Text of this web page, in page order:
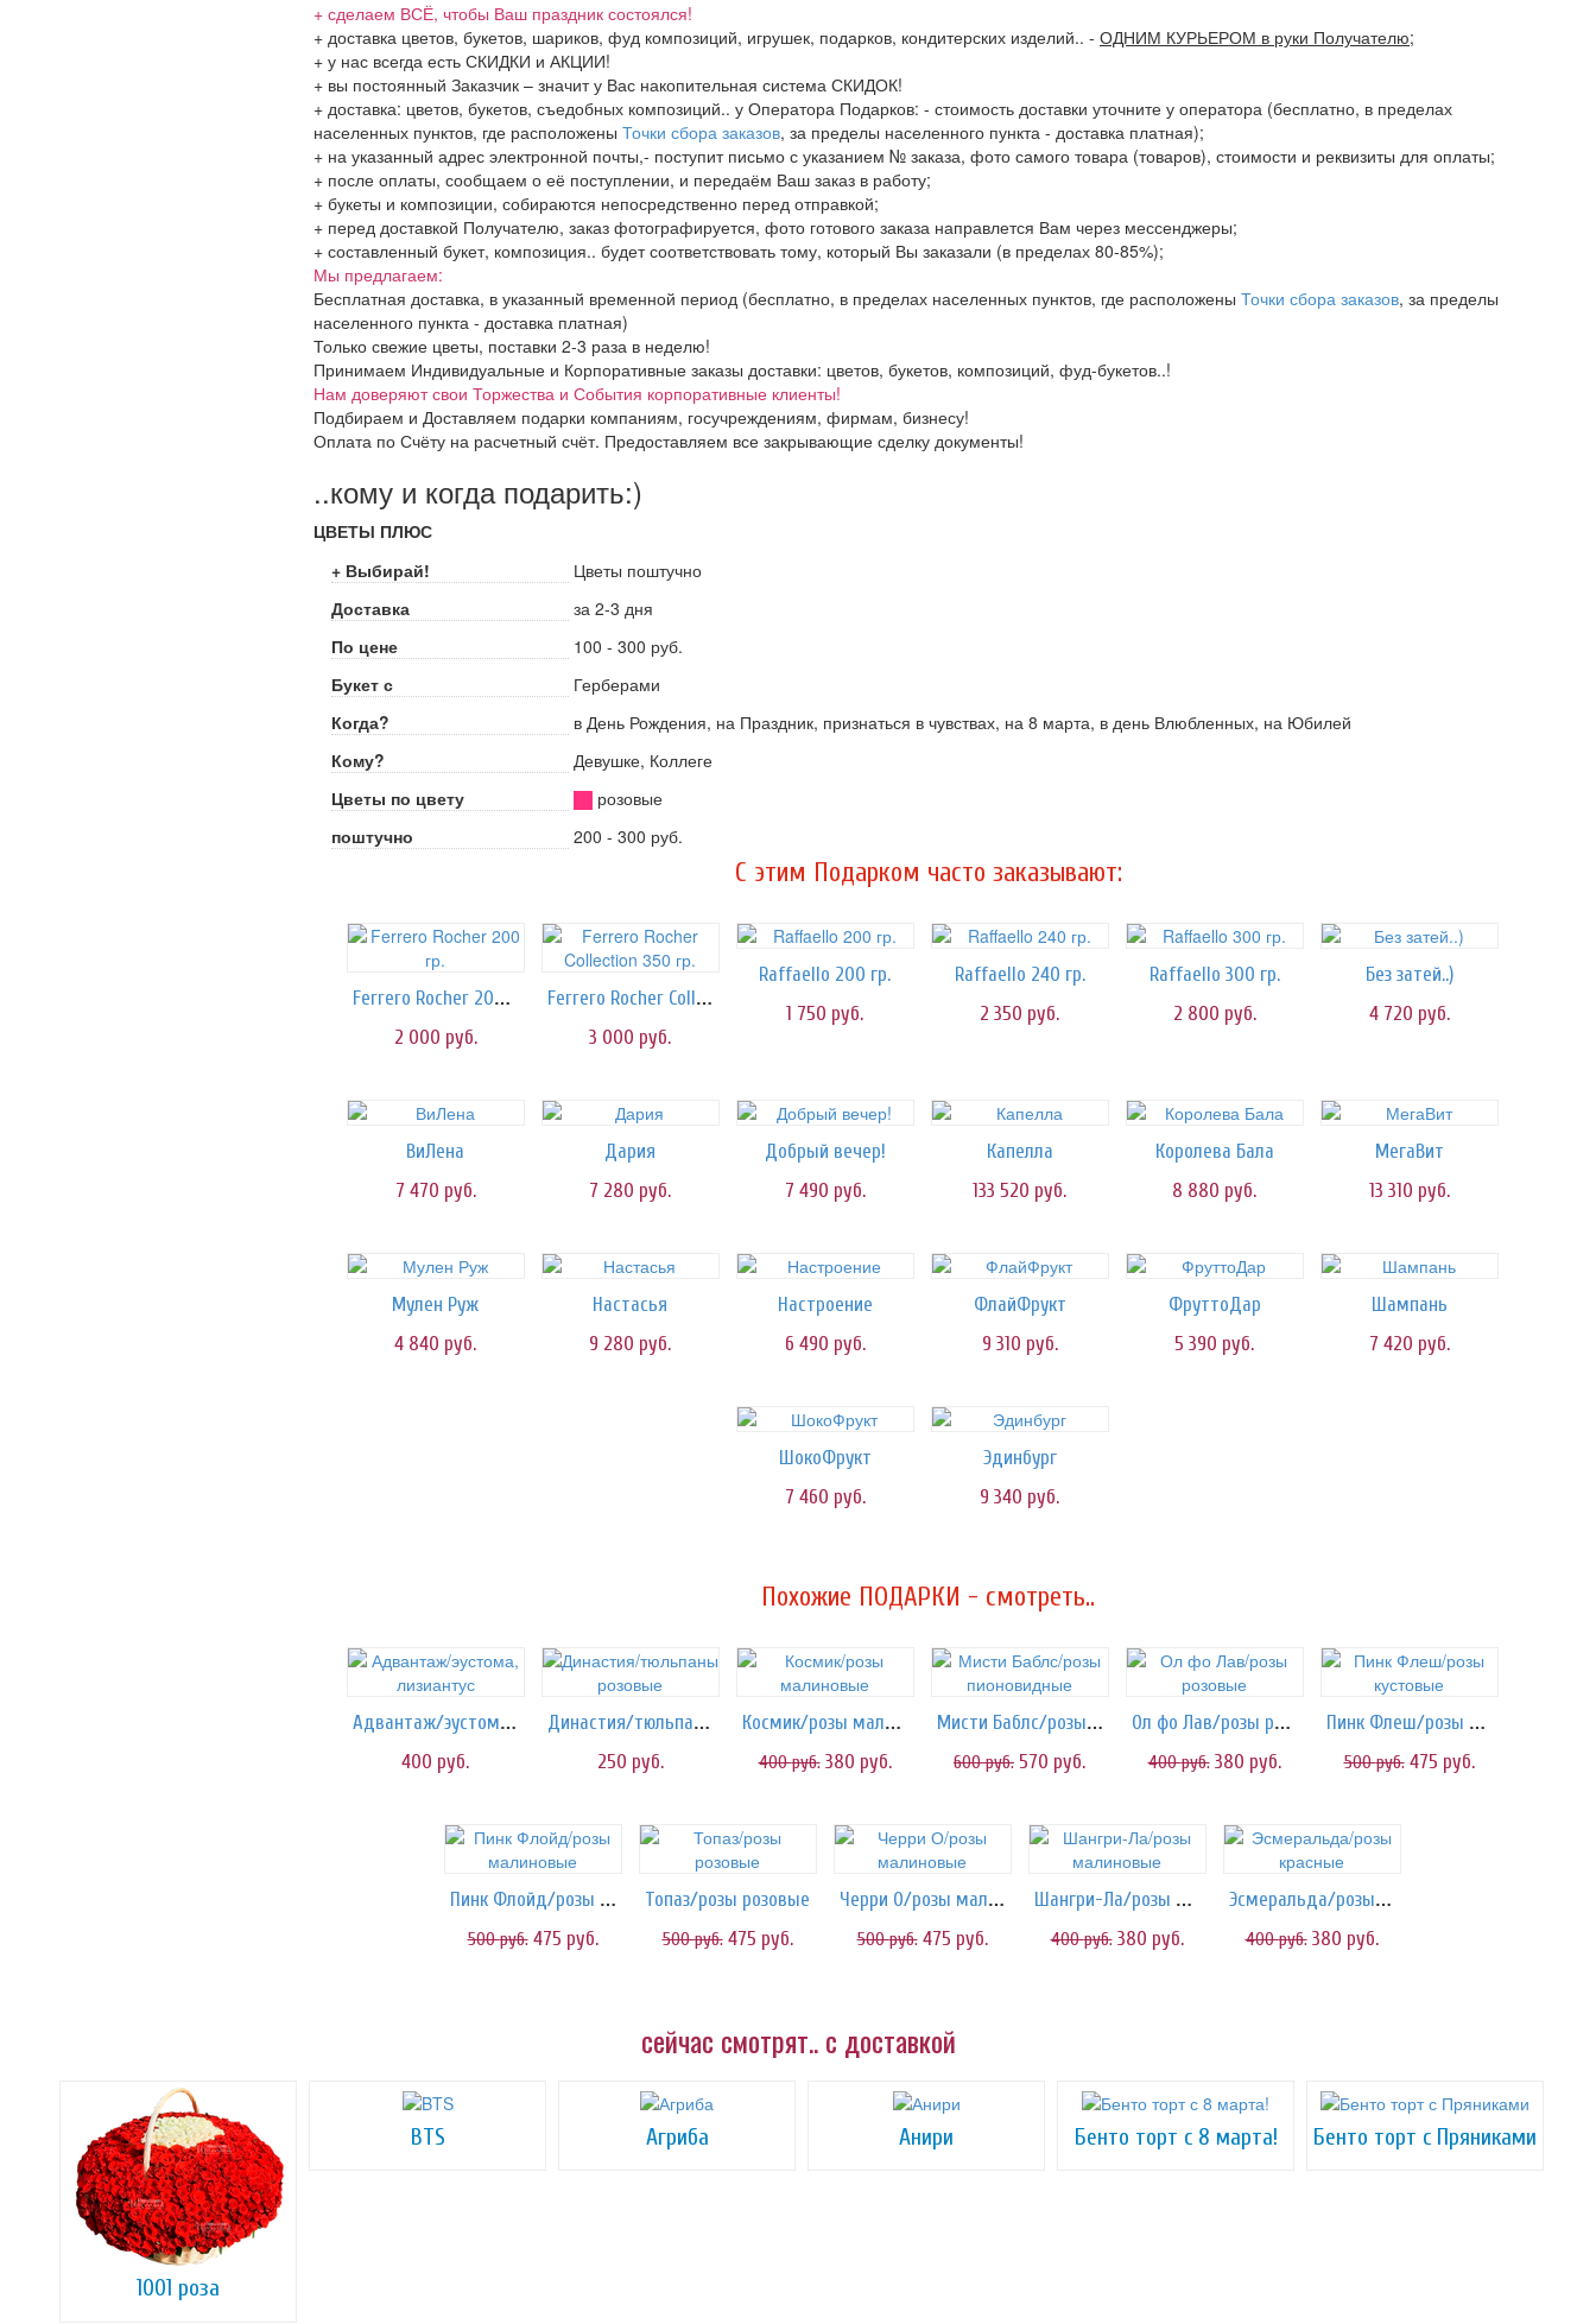
+ сделаем ВСЁ, чтобы Ваш праздник состоялся!
+ доставка цветов, букетов, шариков, фуд композиций, игрушек, подарков, кондитерских изделий.. - ОДНИМ КУРЬЕРОМ в руки Получателю;
+ у нас всегда есть СКИДКИ и АКЦИИ!
+ вы постоянный Заказчик – значит у Вас накопительная система СКИДОК!
+ доставка: цветов, букетов, съедобных композиций.. у Оператора Подарков: - стоимость доставки уточните у оператора (бесплатно, в пределах
населенных пунктов, где расположены Точки сбора заказов, за пределы населенного пункта - доставка платная);
+ на указанный адрес электронной почты,- поступит письмо с указанием № заказа, фото самого товара (товаров), стоимости и реквизиты для оплаты;
+ после оплаты, сообщаем о её поступлении, и передаём Ваш заказ в работу;
+ букеты и композиции, собираются непосредственно перед отправкой;
+ перед доставкой Получателю, заказ фотографируется, фото готового заказа направлется Вам через мессенджеры;
+ составленный букет, композиция.. будет соответствовать тому, который Вы заказали (в пределах 80-85%);
Мы предлагаем:
Бесплатная доставка, в указанный временной период (бесплатно, в пределах населенных пунктов, где расположены Точки сбора заказов, за пределы
населенного пункта - доставка платная)
Только свежие цветы, поставки 2-3 раза в неделю!
Принимаем Индивидуальные и Корпоративные заказы доставки: цветов, букетов, композиций, фуд-букетов..!
Нам доверяют свои Торжества и События корпоративные клиенты!
Подбираем и Доставляем подарки компаниям, госучреждениям, фирмам, бизнесу!
Оплата по Счёту на расчетный счёт. Предоставляем все закрывающие сделку документы!
..кому и когда подарить:)
ЦВЕТЫ ПЛЮС
+ Выбирай!
Цветы поштучно
Доставка
за 2-3 дня
По цене
100 - 300 руб.
Букет с
Герберами
Когда?
в День Рождения, на Праздник, признаться в чувствах, на 8 марта, в день Влюбленных, на Юбилей
Кому?
Девушке, Коллеге
Цветы по цвету
розовые
поштучно
200 - 300 руб.
C этим Подарком часто заказывают:
Ferrero Rocher 200 гр.
2 000 руб.
Ferrero Rocher Collection 350 гр.
3 000 руб.
Raffaello 200 гр.
1 750 руб.
Raffaello 240 гр.
2 350 руб.
Raffaello 300 гр.
2 800 руб.
Без затей..)
4 720 руб.
ВиЛена
7 470 руб.
Дария
7 280 руб.
Добрый вечер!
7 490 руб.
Капелла
133 520 руб.
Королева Бала
8 880 руб.
МегаВит
13 310 руб.
Мулен Руж
4 840 руб.
Настасья
9 280 руб.
Настроение
6 490 руб.
ФлайФрукт
9 310 руб.
ФруттоДар
5 390 руб.
Шампань
7 420 руб.
ШокоФрукт
7 460 руб.
Эдинбург
9 340 руб.
Похожие ПОДАРКИ - смотреть..
Адвантаж/эустома, лизиантус
400 руб.
Династия/тюльпаны розовые
250 руб.
Космик/розы малиновые
400руб. 380 руб.
Мисти Баблс/розы пионовидные
600руб. 570 руб.
Ол фо Лав/розы розовые
400руб. 380 руб.
Пинк Флеш/розы кустовые
500руб. 475 руб.
Пинк Флойд/розы малиновые
500руб. 475 руб.
Топаз/розы розовые
500руб. 475 руб.
Черри О/розы малиновые
500руб. 475 руб.
Шангри-Ла/розы малиновые
400руб. 380 руб.
Эсмеральда/розы красные
400руб. 380 руб.
сейчас смотрят.. с доставкой
1001 роза
BTS Агриба Анири Бенто торт с 8 марта! Бенто торт с Пряниками